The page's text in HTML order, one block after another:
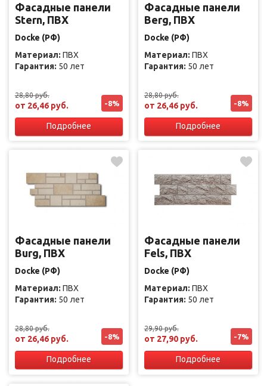
Фасадные панели
Stern, ПВХ
Docke (РФ)
Материал: ПВХ
Гарантия: 50 лет
28,80 руб.
от 26,46 руб. -8%
Подробнее
Фасадные панели
Berg, ПВХ
Docke (РФ)
Материал: ПВХ
Гарантия: 50 лет
28,80 руб.
от 26,46 руб. -8%
Подробнее
Фасадные панели
Burg, ПВХ
Docke (РФ)
Материал: ПВХ
Гарантия: 50 лет
28,80 руб.
от 26,46 руб. -8%
Подробнее
Фасадные панели
Fels, ПВХ
Docke (РФ)
Материал: ПВХ
Гарантия: 50 лет
29,90 руб.
от 27,90 руб. -7%
Подробнее